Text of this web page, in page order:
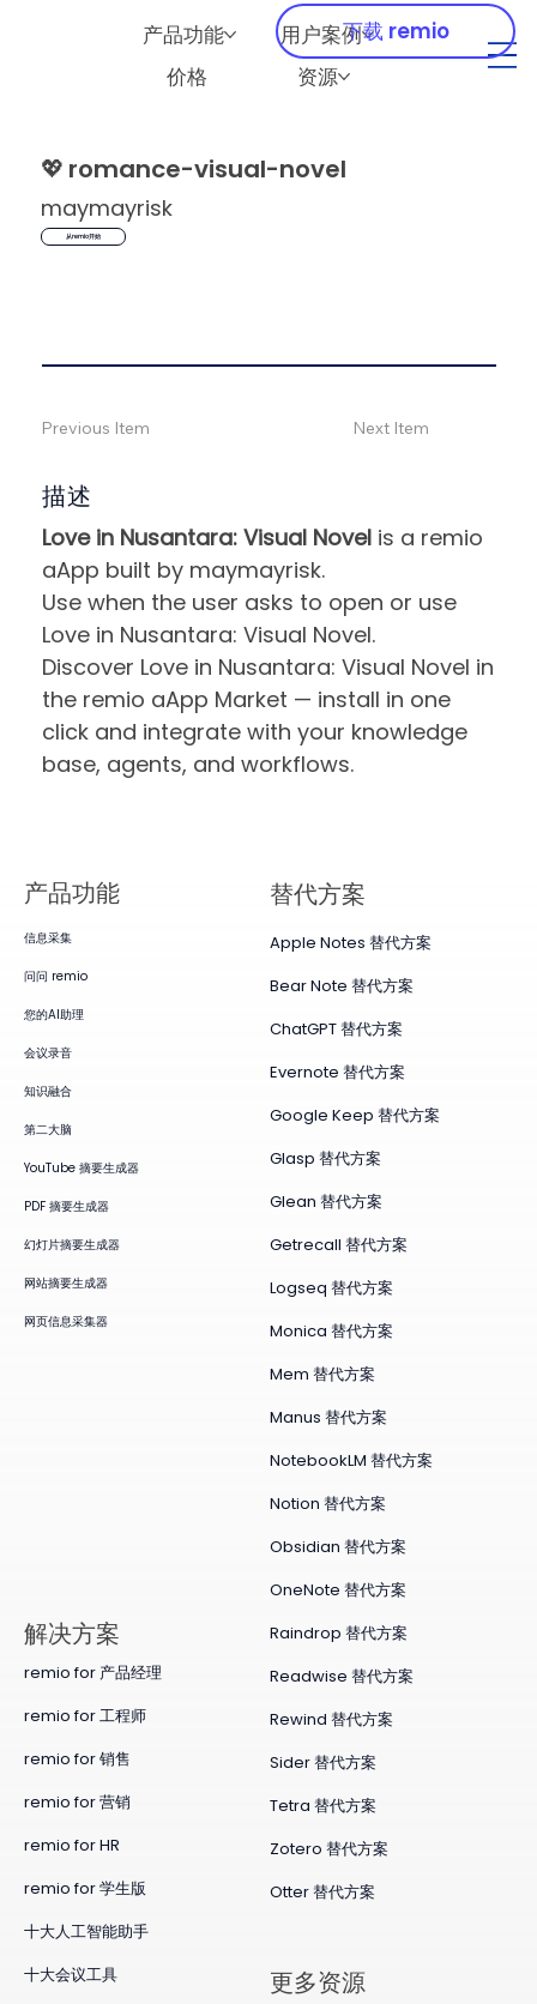
产品功能
用户案例
价格
资源
下载 remio
💖 romance-visual-novel
maymayrisk
从remio开始
描述
Love in Nusantara: Visual Novel is a remio
aApp built by maymayrisk.
Use when the user asks to open or use
Love in Nusantara: Visual Novel.
Discover Love in Nusantara: Visual Novel in
the remio aApp Market — install in one
click and integrate with your knowledge
base, agents, and workflows.
Previous Item Next Item
产品​功能
信息采集
问问 remio
您的AI助理
会议录音
知识融合
第二大脑
YouTube 摘要生成器
PDF 摘要生成器
幻灯片摘要生成器
网站摘要生成器
网页信息采集器
替代方案
Apple Notes 替代方案
Bear Note 替代方案
ChatGPT 替代方案
Evernote 替代方案
Google Keep 替代方案
Glasp 替代方案
Glean 替代方案
Getrecall 替代方案
Logseq 替代方案
Monica 替代方案
Mem 替代方案
Manus 替代方案
NotebookLM 替代方案
Notion 替代方案
Obsidian 替代方案
OneNote 替代方案
Raindrop 替代方案
Readwise 替代方案
Rewind 替代方案
Sider 替代方案
Tetra 替代方案
Zotero 替代方案
Otter 替代方案
​解决方案
remio for 产品经理
remio for 工程师
remio for 销售
remio for 营销
remio for HR
remio for 学生版
十大人工智能助手
十大会议工具
更多资源